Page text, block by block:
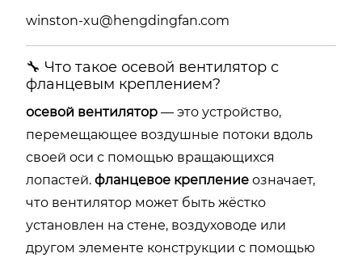
winston-xu@hengdingfan.com
🔧 Что такое осевой вентилятор с
фланцевым креплением?
осевой вентилятор — это устройство,
перемещающее воздушные потоки вдоль
своей оси с помощью вращающихся
лопастей. фланцевое крепление означает,
что вентилятор может быть жёстко
установлен на стене, воздуховоде или
другом элементе конструкции с помощью